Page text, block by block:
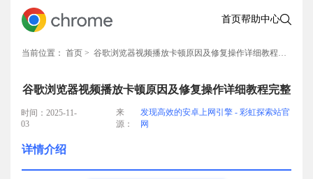
首页帮助中心
当前位置： 首页 > 谷歌浏览器视频播放卡顿原因及修复操作详细教程完整
谷歌浏览器视频播放卡顿原因及修复操作详细教程完整
时间：2025-11-
03
来
源：
发现高效的安卓上网引擎 - 彩虹探索站官
网
详情介绍